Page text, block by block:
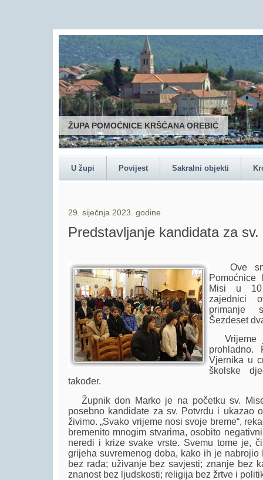
ŽUPA POMOĆNICE KRŠĆANA OREBIĆ
U župi Povijest Sakralni objekti
29. siječnja 2023. godine
Predstavljanje kandidata za
Ove
Misi u 10
zajednici
primanje
Šezdeset
Vrijeme
Vjernika u
školske
također.
Župnik don Marko je na početku sv.
posebno kandidate za sv. Potvrdu i ukazao
živimo. „Svako vrijeme nosi svoje breme“,
bremenito mnogim stvarima, osobito
neredi i krize svake vrste. Svemu tome je,
grijeha suvremenog doba, kako ih je nabrojio
bez rada; uživanje bez savjesti; znanje bez
znanost bez ljudskosti; religija bez žrtve i